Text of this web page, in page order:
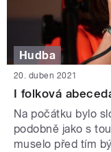
Hudba
20. duben 2021
I folková
Na počátku bylo
podobně jako s
muselo před tím